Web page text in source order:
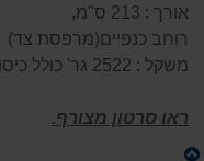
אורך : 213 ס"מ,
רוחב כנפיים(מרפסת צד) 71 ס"מ.
משקל : 2522 גר' כולל כיסוי גשם.
ראו סרטון מצורף.